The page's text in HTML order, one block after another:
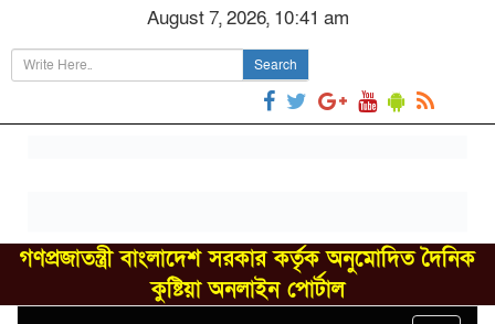
August 7, 2026, 10:41 am
Search
গণপ্রজাতন্ত্রী বাংলাদেশ সরকার কর্তৃক অনুমোদিত দৈনিক
কুষ্টিয়া অনলাইন পোর্টাল